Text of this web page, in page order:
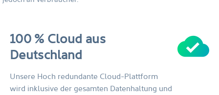
cloud_done
100 % Cloud aus
Deutschland
Unsere Hoch redundante Cloud-Plattform
wird inklusive der gesamten Datenhaltung und